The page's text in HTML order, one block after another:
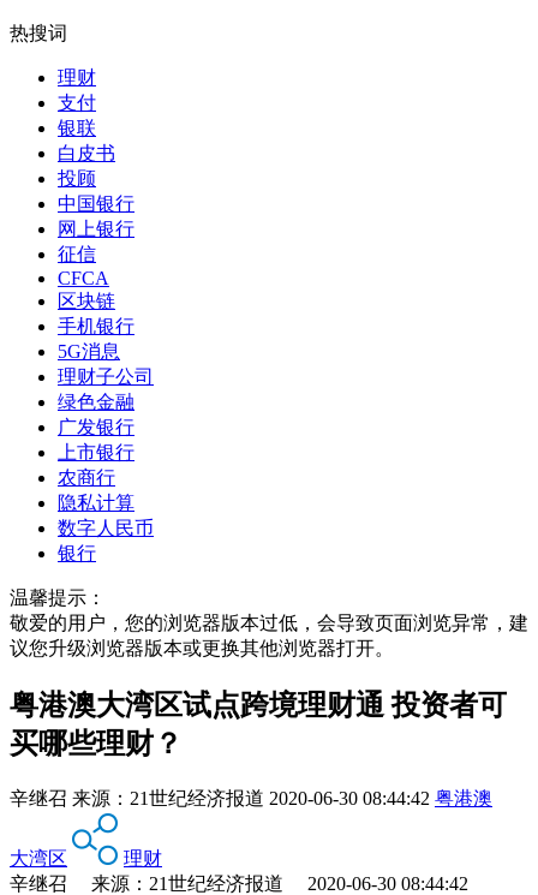
热搜词
理财
支付
银联
白皮书
投顾
中国银行
网上银行
征信
CFCA
区块链
手机银行
5G消息
理财子公司
绿色金融
广发银行
上市银行
农商行
隐私计算
数字人民币
银行
温馨提示：
敬爱的用户，您的浏览器版本过低，会导致页面浏览异常，建
议您升级浏览器版本或更换其他浏览器打开。
粤港澳大湾区试点跨境理财通 投资者可
买哪些理财？
辛继召 来源： 21世纪经济报道 2020-06-30 08:44:42 粤港澳
大湾区
理财
辛继召 来源：21世纪经济报道 2020-06-30 08:44:42